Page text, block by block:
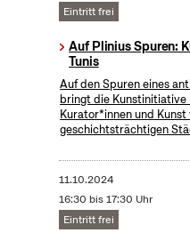
Eintritt frei
Auf Plinius Spuren:
Tunis
Auf den Spuren eines
bringt die Kunstinitiative
Kurator*innen und
geschichtsträchtigen
11.10.2024
16:30 bis 17:30 Uhr
Eintritt frei